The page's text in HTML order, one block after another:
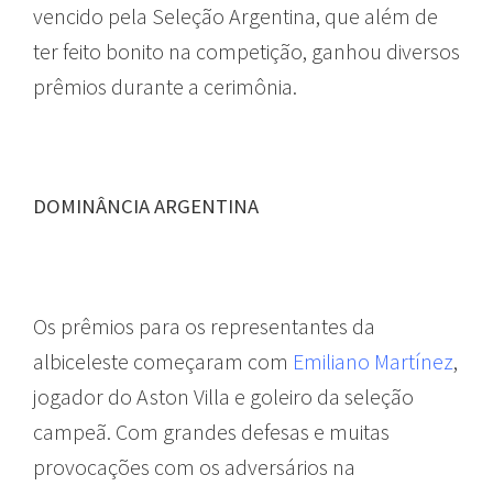
vencido pela Seleção Argentina, que além de
ter feito bonito na competição, ganhou diversos
prêmios durante a cerimônia.
DOMINÂNCIA ARGENTINA
Os prêmios para os representantes da
albiceleste começaram com Emiliano Martínez,
jogador do Aston Villa e goleiro da seleção
campeã. Com grandes defesas e muitas
provocações com os adversários na